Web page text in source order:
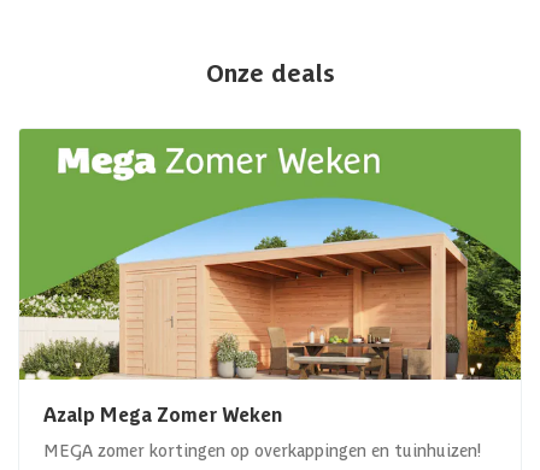
Onze deals
Azalp Mega Zomer Weken
MEGA zomer kortingen op overkappingen en tuinhuizen!